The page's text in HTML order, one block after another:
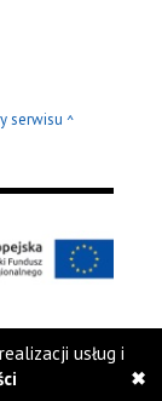
serwisu ^
usług i